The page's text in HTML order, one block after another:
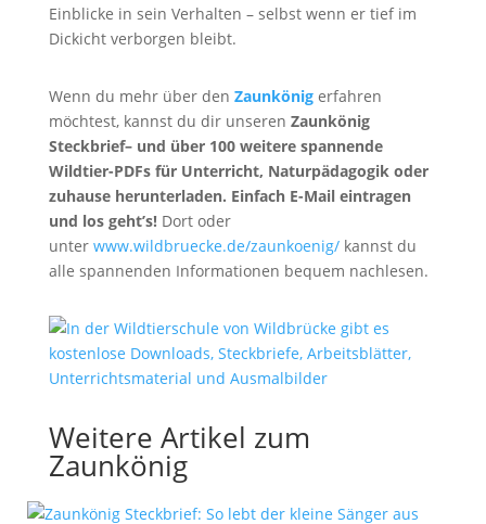
Einblicke in sein Verhalten – selbst wenn er tief im
Dickicht verborgen bleibt.
Wenn du mehr über den Zaunkönig erfahren
möchtest, kannst du dir unseren Zaunkönig
Steckbrief– und über 100 weitere spannende
Wildtier-PDFs für Unterricht, Naturpädagogik oder
zuhause herunterladen. Einfach E-Mail eintragen
und los geht’s!Dort oder
unter www.wildbruecke.de/zaunkoenig/kannst du
alle spannenden Informationen bequem nachlesen.
Weitere Artikel zum
Zaunkönig